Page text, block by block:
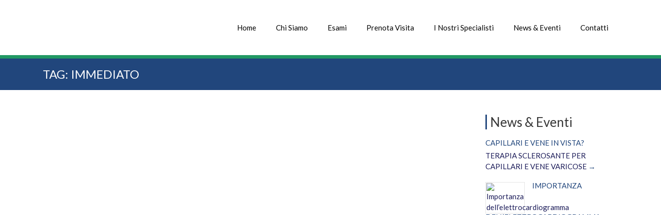
Home Chi Siamo Esami Prenota Visita I Nostri Specialisti News & Eventi Contatti
TAG: IMMEDIATO
News & Eventi
CAPILLARI E VENE IN VISTA?
TERAPIA SCLEROSANTE PER
CAPILLARI E VENE VARICOSE
IMPORTANZA